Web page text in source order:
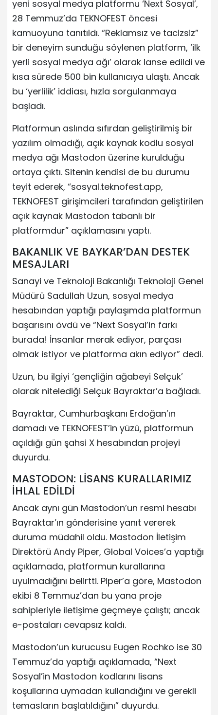
yeni sosyal medya platformu ‘Next Sosyal’,
28 Temmuz’da TEKNOFEST öncesi
kamuoyuna tanıtıldı. “Reklamsız ve tacizsiz”
bir deneyim sunduğu söylenen platform, ‘ilk
yerli sosyal medya ağı’ olarak lanse edildi ve
kısa sürede 500 bin kullanıcıya ulaştı. Ancak
bu ‘yerlilik’ iddiası, hızla sorgulanmaya
başladı.
Platformun aslında sıfırdan geliştirilmiş bir
yazılım olmadığı, açık kaynak kodlu sosyal
medya ağı Mastodon üzerine kurulduğu
ortaya çıktı. Sitenin kendisi de bu durumu
teyit ederek, “sosyal.teknofest.app,
TEKNOFEST girişimcileri tarafından geliştirilen
açık kaynak Mastodon tabanlı bir
platformdur” açıklamasını yaptı.
BAKANLIK VE BAYKAR’DAN DESTEK
MESAJLARI
Sanayi ve Teknoloji Bakanlığı Teknoloji Genel
Müdürü Sadullah Uzun, sosyal medya
hesabından yaptığı paylaşımda platformun
başarısını övdü ve “Next Sosyal’in farkı
burada! İnsanlar merak ediyor, parçası
olmak istiyor ve platforma akın ediyor” dedi.
Uzun, bu ilgiyi ‘gençliğin ağabeyi Selçuk’
olarak nitelediği Selçuk Bayraktar’a bağladı.
Bayraktar, Cumhurbaşkanı Erdoğan’ın
damadı ve TEKNOFEST’in yüzü, platformun
açıldığı gün şahsi X hesabından projeyi
duyurdu.
MASTODON: LİSANS KURALLARIMIZ
İHLAL EDİLDİ
Ancak aynı gün Mastodon’un resmi hesabı
Bayraktar’ın gönderisine yanıt vererek
duruma müdahil oldu. Mastodon İletişim
Direktörü Andy Piper, Global Voices’a yaptığı
açıklamada, platformun kurallarına
uyulmadığını belirtti. Piper’a göre, Mastodon
ekibi 8 Temmuz’dan bu yana proje
sahipleriyle iletişime geçmeye çalıştı; ancak
e-postaları cevapsız kaldı.
Mastodon’un kurucusu Eugen Rochko ise 30
Temmuz’da yaptığı açıklamada, “Next
Sosyal’in Mastodon kodlarını lisans
koşullarına uymadan kullandığını ve gerekli
temasların başlatıldığını” duyurdu.